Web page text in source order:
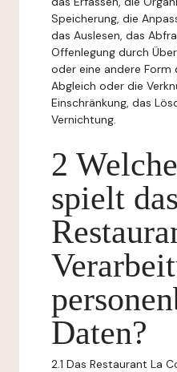
Speicherung, die
das Auslesen, das
Offenlegung durch
oder eine andere Form
Abgleich oder die
Einschränkung, das
Vernichtung.
2
spielt das
Daten?
2.1 Das Restaurant La